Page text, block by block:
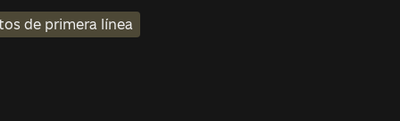
de primera línea